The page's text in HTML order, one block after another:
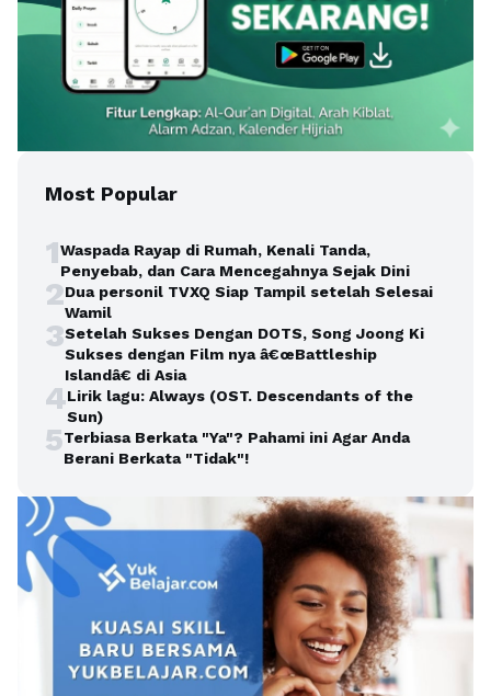
Most Popular
1Waspada Rayap di Rumah, Kenali Tanda,
Penyebab, dan Cara Mencegahnya Sejak Dini
2Dua personil TVXQ Siap Tampil setelah Selesai
Wamil
3Setelah Sukses Dengan DOTS, Song Joong Ki
Sukses dengan Film nya â€œBattleship
Islandâ€ di Asia
4Lirik lagu: Always (OST. Descendants of the
Sun)
5Terbiasa Berkata "Ya"? Pahami ini Agar Anda
Berani Berkata "Tidak"!